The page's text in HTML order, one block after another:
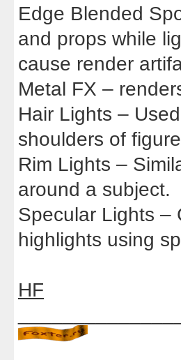
Edge Blended
and props while
cause render
Metal FX –
Hair Lights –
shoulders of
Rim Lights –
around a subject.
Specular Lights –
highlights using
HF